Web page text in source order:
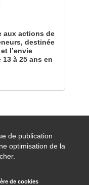
aux actions de
destinée
l’envie
à 25 ans en
de publication
optimisation de la
de cookies